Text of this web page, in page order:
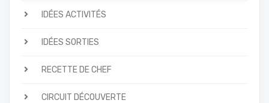
IDÉES ACTIVITÉS
IDÉES SORTIES
RECETTE DE CHEF
CIRCUIT DÉCOUVERTE